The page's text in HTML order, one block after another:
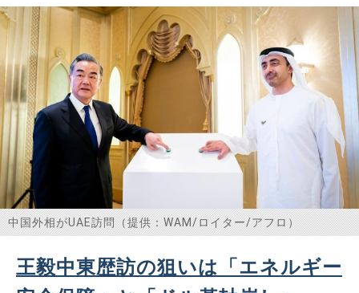
中国外相がUAE訪問（提供：WAM/ロイター/アフロ）
王毅中東歴訪の狙いは「エネルギー